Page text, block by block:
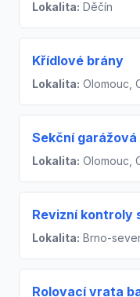
Lokalita: Děčín
Křídlové brány
Lokalita: Olomouc,
Sekční
Lokalita: Olomouc,
Revizní kontroly
Lokalita: Brno-
Rolovací vrata